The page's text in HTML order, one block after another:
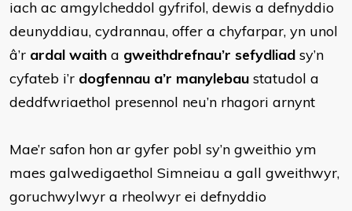
iach ac amgylcheddol gyfrifol, dewis a defnyddio
deunyddiau, cydrannau, offer a chyfarpar, yn unol
â’r ardal waith a gweithdrefnau’r sefydliad sy’n
cyfateb i’r dogfennau a’r manylebau statudol a
deddfwriaethol presennol neu’n rhagori arnynt
Mae’r safon hon ar gyfer pobl sy’n gweithio ym
maes galwedigaethol Simneiau a gall gweithwyr,
goruchwylwyr a rheolwyr ei defnyddio